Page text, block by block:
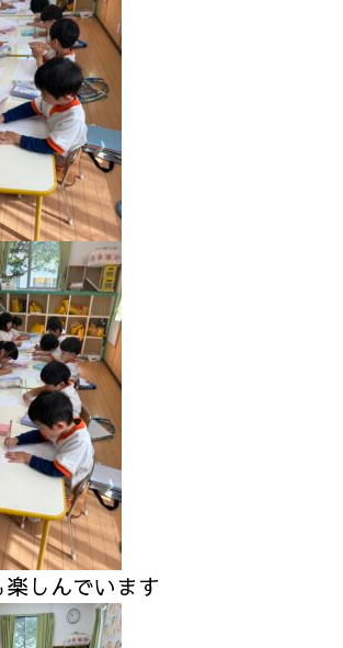
しんでいます